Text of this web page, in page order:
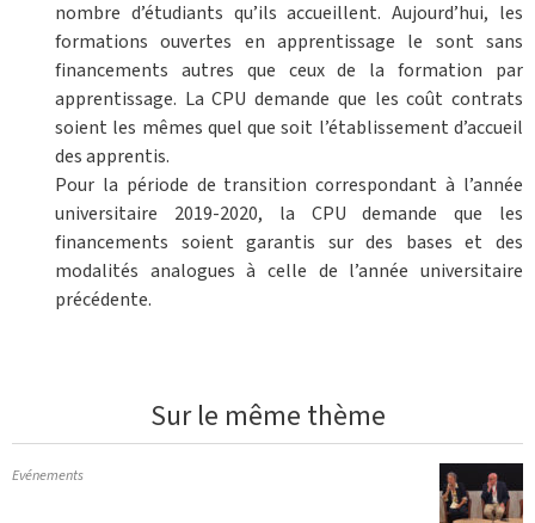
nombre d’étudiants qu’ils accueillent. Aujourd’hui, les
formations ouvertes en apprentissage le sont sans
financements autres que ceux de la formation par
apprentissage. La CPU demande que les coût contrats
soient les mêmes quel que soit l’établissement d’accueil
des apprentis.
Pour la période de transition correspondant à l’année
universitaire 2019-2020, la CPU demande que les
financements soient garantis sur des bases et des
modalités analogues à celle de l’année universitaire
précédente.
Sur le même thème
Evénements